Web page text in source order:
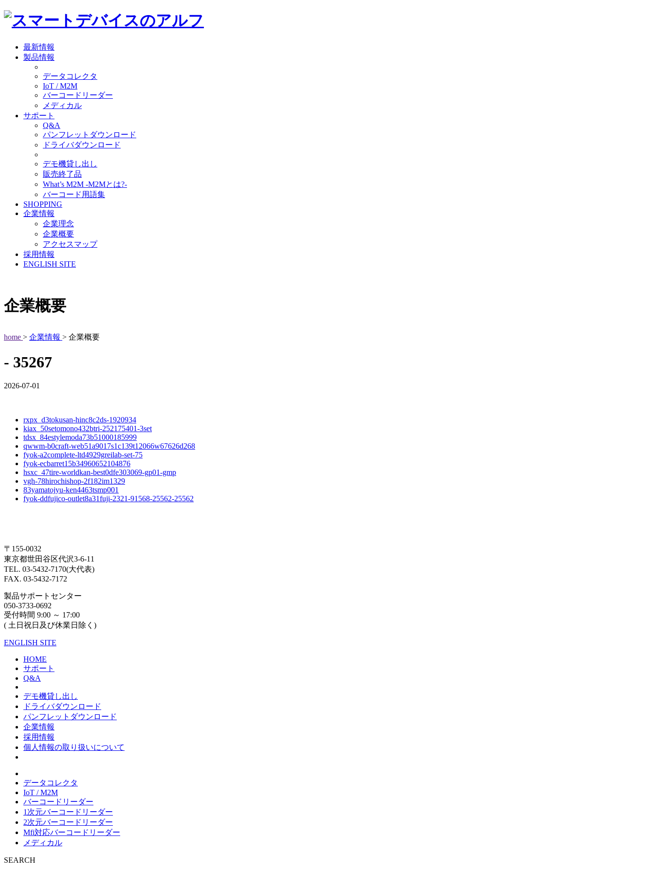
最新情報
製品情報
データコレクタ
IoT / M2M
バーコードリーダー
メディカル
サポート
Q&A
パンフレットダウンロード
ドライバダウンロード
デモ機貸し出し
販売終了品
What’s M2M -M2Mとは?-
バーコード用語集
SHOPPING
企業情報
企業理念
企業概要
アクセスマップ
採用情報
ENGLISH SITE
企業概要
home > 企業情報 > 企業概要
- 35267
2026-07-01
rxpx_d3tokusan-hinc8c2ds-1920934
kiax_50setomono432btri-252175401-3set
tdsx_84estylemoda73b51000185999
qwwm-b0craft-web51a9017s1c139t12066w67626d268
fyok-a2complete-ltd4929greilab-set-75
fyok-ecbarret15b34960652104876
hsxc_47tire-worldkan-best0dfe303069-gp01-gmp
vgh-78hirochishop-2f182im1329
83yamatojyu-ken4463tsmp001
fyok-ddfujico-outlet8a31fuji-2321-91568-25562-25562
〒155-0032
東京都世田谷区代沢3-6-11
TEL. 03-5432-7170(大代表)
FAX. 03-5432-7172
製品サポートセンター
050-3733-0692
受付時間 9:00 ～ 17:00
( 土日祝日及び休業日除く)
ENGLISH SITE
HOME
サポート
Q&A
デモ機貸し出し
ドライバダウンロード
パンフレットダウンロード
企業情報
採用情報
個人情報の取り扱いについて
データコレクタ
IoT / M2M
バーコードリーダー
1次元バーコードリーダー
2次元バーコードリーダー
Mfi対応バーコードリーダー
メディカル
SEARCH